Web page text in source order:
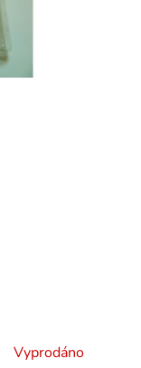
Vyprodáno